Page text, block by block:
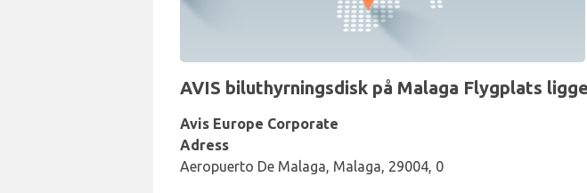
AVIS biluthyrningsdisk på Malaga Flygplats
Avis Europe Corporate
Adress
Aeropuerto De Malaga, Malaga, 29004, 0